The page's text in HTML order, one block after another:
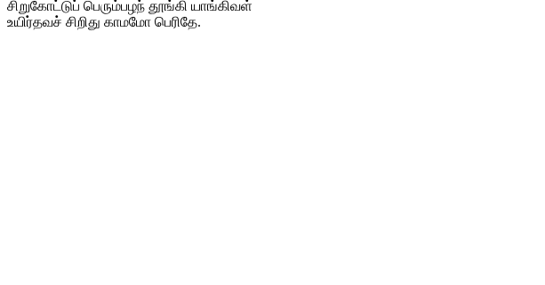
சிறுகோட்டுப் பெரும்பழந் தூங்கி யாங்கிவள்
உயிர்தவச் சிறிது காமமோ பெரிதே.